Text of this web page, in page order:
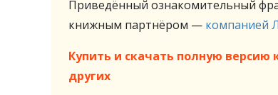
Приведённый ознакомительный
книжным партнёром — компанией
Купить и скачать полную версию
других